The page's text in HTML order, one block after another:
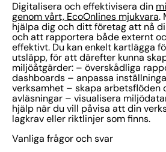
Digitalisera och effektivisera din
genom vårt, EcoOnlines mjukvara.
hjälpa dig och ditt företag att nå
och att rapportera både externt
effektivt. Du kan enkelt kartlägga
utsläpp, för att därefter kunna
miljöåtgärder: – överskådliga
dashboards – anpassa
verksamhet – skapa arbetsflöden
avläsningar – visualisera
hjälp när du vill påvisa att din
lagkrav eller riktlinjer som finns.
Vanliga frågor och svar